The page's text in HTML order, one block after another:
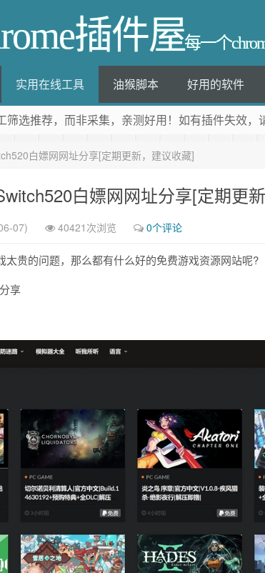
插件屋每一个
实用在线工具 油猴脚本 好用的软件
筛选推荐，而非采集，亲测好用！如有插件失效，
白嫖网网址分享[定期更新，建议收藏]
白嫖网网址分享[定期更
07) 40421次浏览 0个评论
贵的问题，那么都有什么好的免费游戏资源网站呢?
享